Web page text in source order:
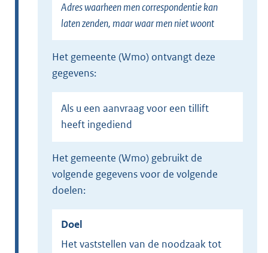
Adres waarheen men correspondentie kan
laten zenden, maar waar men niet woont
het gemeente (Wmo) ontvangt deze
gegevens:
Als u een aanvraag voor een tillift
heeft ingediend
het gemeente (Wmo) gebruikt de
volgende gegevens voor de volgende
doelen:
Doel
Het vaststellen van de noodzaak tot